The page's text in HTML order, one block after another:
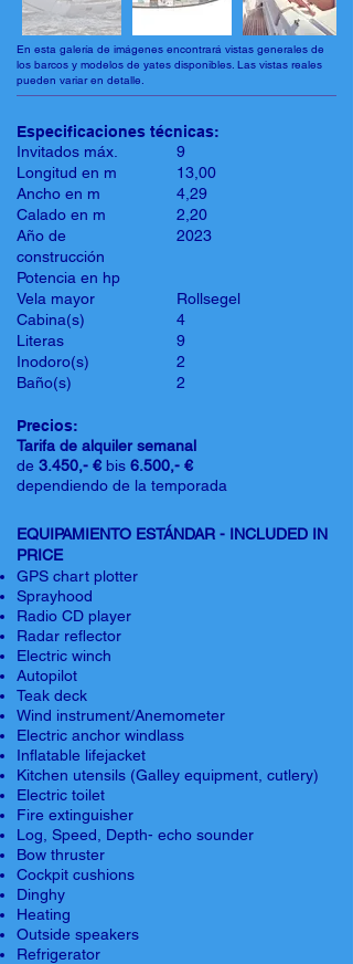
En esta galería de imágenes encontrará vistas generales de
los barcos y modelos de yates disponibles. Las vistas reales
pueden variar en detalle.
Especificaciones técnicas:
Invitados máx.
Longitud en m
Ancho en m
Calado en m
Año de
construcción
Potencia en hp
Vela mayor
Cabina(s)
Literas
Inodoro(s)
Baño(s)
9
13,00
4,29
2,20
2023
Rollsegel
4
9
2
2
Precios:
Tarifa de alquiler semanal
de 3.450,- € bis 6.500,- €
dependiendo de la temporada
EQUIPAMIENTO ESTÁNDAR - INCLUDED IN
PRICE
GPS chart plotter
Sprayhood
Radio CD player
Radar reflector
Electric winch
Autopilot
Teak deck
Wind instrument/Anemometer
Electric anchor windlass
Inflatable lifejacket
Kitchen utensils (Galley equipment, cutlery)
Electric toilet
Fire extinguisher
Log, Speed, Depth- echo sounder
Bow thruster
Cockpit cushions
Dinghy
Heating
Outside speakers
Refrigerator